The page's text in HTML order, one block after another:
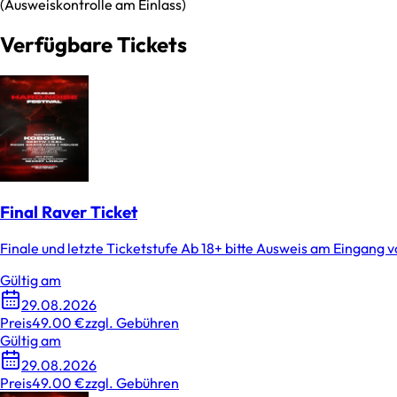
(Ausweiskontrolle am Einlass)
Verfügbare Tickets
Final Raver Ticket
Finale und letzte Ticketstufe Ab 18+ bitte Ausweis am Eingang
Gültig am
29.08.2026
Preis49.00 €zzgl. Gebühren
Gültig am
29.08.2026
Preis49.00 €zzgl. Gebühren